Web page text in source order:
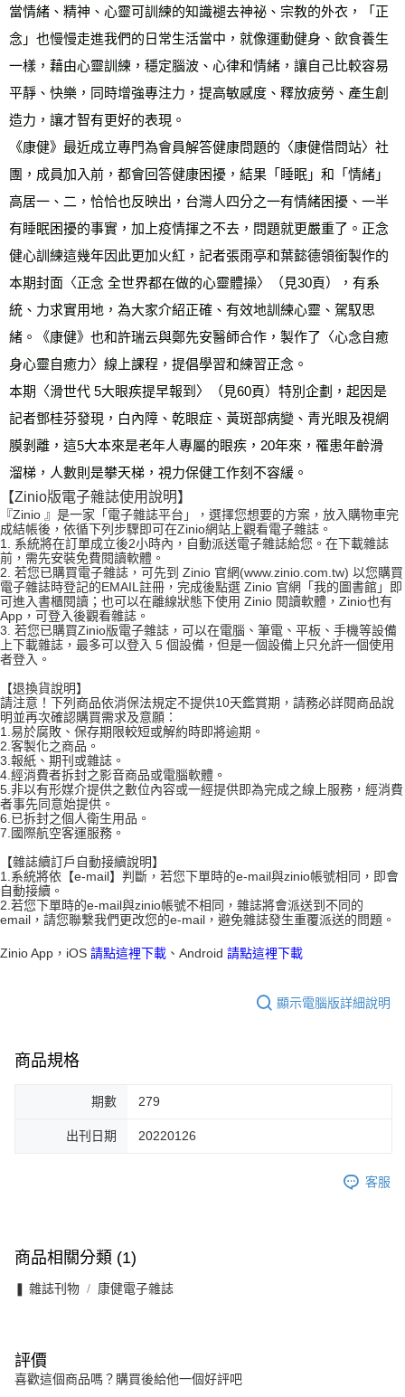
當情緒、精神、心靈可訓練的知識褪去神祕、宗教的外衣，「正
念」也慢慢走進我們的日常生活當中，就像運動健身、飲食養生
一樣，藉由心靈訓練，穩定腦波、心律和情緒，讓自己比較容易
平靜、快樂，同時增強專注力，提高敏感度、釋放疲勞、產生創
造力，讓才智有更好的表現。
《康健》最近成立專門為會員解答健康問題的〈康健借問站〉社
團，成員加入前，都會回答健康困擾，結果「睡眠」和「情緒」
高居一、二，恰恰也反映出，台灣人四分之一有情緒困擾、一半
有睡眠困擾的事實，加上疫情揮之不去，問題就更嚴重了。正念
健心訓練這幾年因此更加火紅，記者張雨亭和葉懿德領銜製作的
本期封面〈正念 全世界都在做的心靈體操〉（見30頁），有系
統、力求實用地，為大家介紹正確、有效地訓練心靈、駕馭思
緒。《康健》也和許瑞云與鄭先安醫師合作，製作了〈心念自癒
身心靈自癒力〉線上課程，提倡學習和練習正念。
本期〈滑世代 5大眼疾提早報到〉（見60頁）特別企劃，起因是
記者鄧桂芬發現，白內障、乾眼症、黃斑部病變、青光眼及視網
膜剝離，這5大本來是老年人專屬的眼疾，20年來，罹患年齡滑
溜梯，人數則是攀天梯，視力保健工作刻不容緩。
【Zinio版電子雜誌使用說明】
『Zinio 』是一家「電子雜誌平台」，選擇您想要的方案，放入購物車完
成結帳後，依循下列步驟即可在Zinio網站上觀看電子雜誌。
1. 系統將在訂單成立後2小時內，自動派送電子雜誌給您。在下載雜誌
前，需先安裝免費閱讀軟體。
2. 若您已購買電子雜誌，可先到 Zinio 官網(www.zinio.com.tw) 以您購買
電子雜誌時登記的EMAIL註冊，完成後點選 Zinio 官網「我的圖書館」即
可進入書櫃閱讀；也可以在離線狀態下使用 Zinio 閱讀軟體，Zinio也有
App，可登入後觀看雜誌。
3. 若您已購買Zinio版電子雜誌，可以在電腦、筆電、平板、手機等設備
上下載雜誌，最多可以登入 5 個設備，但是一個設備上只允許一個使用
者登入。
【退換貨說明】
請注意！下列商品依消保法規定不提供10天鑑賞期，請務必詳閱商品說
明並再次確認購買需求及意願：
1.易於腐敗、保存期限較短或解約時即將逾期。
2.客製化之商品。
3.報紙、期刊或雜誌。
4.經消費者拆封之影音商品或電腦軟體。
5.非以有形媒介提供之數位內容或一經提供即為完成之線上服務，經消費
者事先同意始提供。
6.已拆封之個人衛生用品。
7.國際航空客運服務。
【雜誌續訂戶自動接續說明】
1.系統將依【e-mail】判斷，若您下單時的e-mail與zinio帳號相同，即會
自動接續。
2.若您下單時的e-mail與zinio帳號不相同，雜誌將會派送到不同的
email，請您聯繫我們更改您的e-mail，避免雜誌發生重覆派送的問題。
Zinio App，iOS 請點這裡下載 、Android 請點這裡下載
顯示電腦版詳細說明
商品規格
期數 279
出刊日期 20220126
客服
商品相關分類 (1)
❚ 雜誌刊物 康健電子雜誌
評價
喜歡這個商品嗎？購買後給他一個好評吧